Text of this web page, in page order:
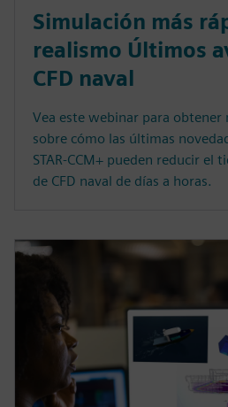
Simulación más
realismo Últimos
CFD naval
Vea este webinar para obtener
sobre cómo las últimas
STAR-CCM+ pueden reducir el
de CFD naval de días a horas.